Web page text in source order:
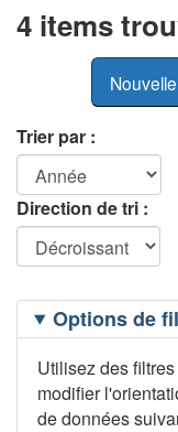
4 items
Trier par :
Direction de tri :
Filtrage
desOptions de
Utilisez des
modifier
de données